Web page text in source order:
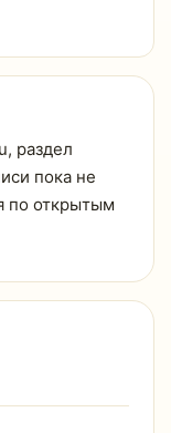
раздел
пока не
по открытым